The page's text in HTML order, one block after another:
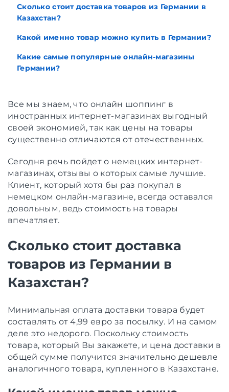
Сколько стоит доставка товаров из Германии в
Казахстан?
Какой именно товар можно купить в Германии?
Какие самые популярные онлайн-магазины
Германии?
Все мы знаем, что онлайн шоппинг в
иностранных интернет-магазинах выгодный
своей экономией, так как цены на товары
существенно отличаются от отечественных.
Сегодня речь пойдет о немецких интернет-
магазинах, отзывы о которых самые лучшие.
Клиент, который хотя бы раз покупал в
немецком онлайн-магазине, всегда оставался
довольным, ведь стоимость на товары
впечатляет.
Сколько стоит доставка
товаров из Германии в
Казахстан?
Минимальная оплата доставки товара будет
составлять от 4,99 евро за посылку. И на самом
деле это недорого. Поскольку стоимость
товара, который Вы закажете, и цена доставки в
общей сумме получится значительно дешевле
аналогичного товара, купленного в Казахстане.